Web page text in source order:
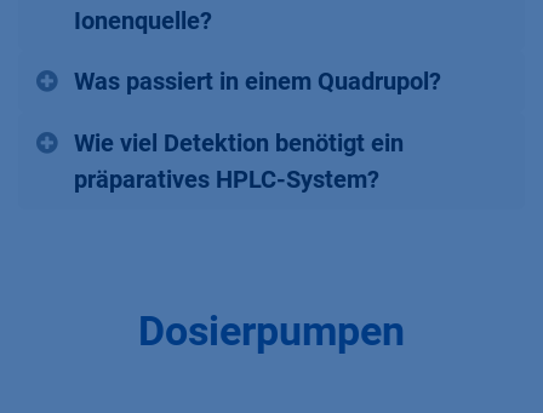
Ionenquelle?
Was passiert in einem Quadrupol?
Wie viel Detektion benötigt ein
präparatives HPLC-System?
Dosierpumpen